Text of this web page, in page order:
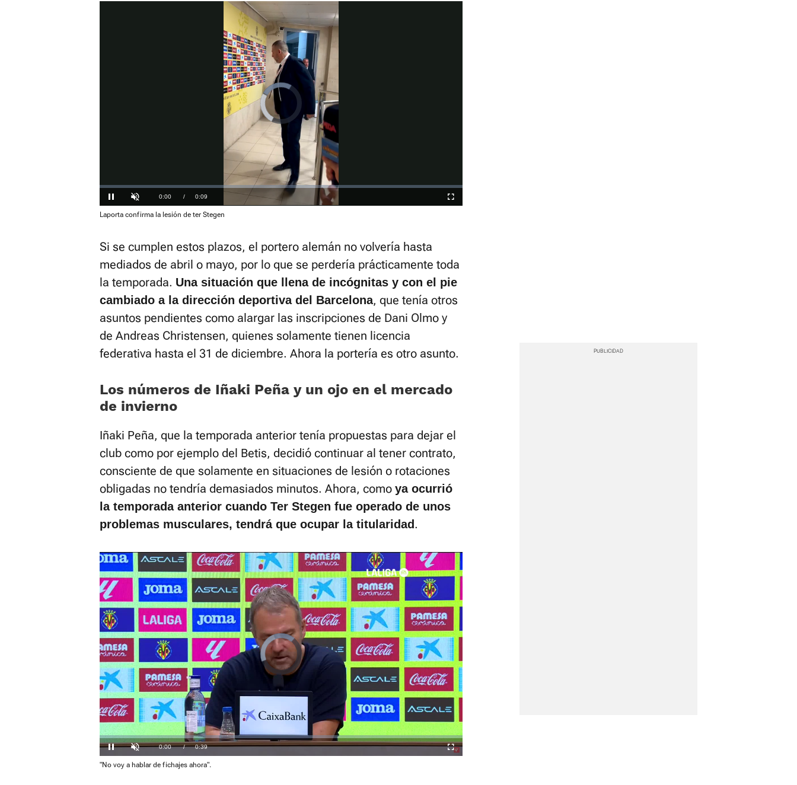
Video
Player
is
loading.
Pausa Unmute Current
Time
0:00 / Duration
0:09
Loaded:
Fullscreen
Laporta confirma la lesión de ter Stegen
Si se cumplen estos plazos, el portero alemán no volvería hasta
mediados de abril o mayo, por lo que se perdería prácticamente toda
la temporada. Una situación que llena de incógnitas y con el pie
cambiado a la dirección deportiva del Barcelona, que tenía otros
asuntos pendientes como alargar las inscripciones de Dani Olmo y
de Andreas Christensen, quienes solamente tienen licencia
federativa hasta el 31 de diciembre. Ahora la portería es otro asunto.
Los números de Iñaki Peña y un ojo en el mercado
de invierno
Iñaki Peña, que la temporada anterior tenía propuestas para dejar el
club como por ejemplo del Betis, decidió continuar al tener contrato,
consciente de que solamente en situaciones de lesión o rotaciones
obligadas no tendría demasiados minutos. Ahora, como ya ocurrió
la temporada anterior cuando Ter Stegen fue operado de unos
problemas musculares, tendrá que ocupar la titularidad.
Video
Player
is
Pausa Unmute Current
Time
0:00 / Duration
0:39
Loaded:
0%
Fullscreen
"No voy a hablar de fichajes ahora".